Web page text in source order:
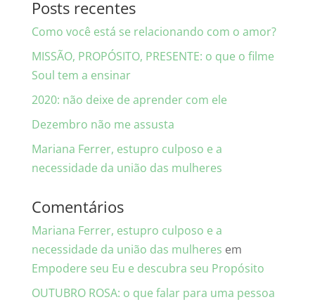
Posts recentes
Como você está se relacionando com o amor?
MISSÃO, PROPÓSITO, PRESENTE: o que o filme
Soul tem a ensinar
2020: não deixe de aprender com ele
Dezembro não me assusta
Mariana Ferrer, estupro culposo e a
necessidade da união das mulheres
Comentários
Mariana Ferrer, estupro culposo e a
necessidade da união das mulheres em
Empodere seu Eu e descubra seu Propósito
OUTUBRO ROSA: o que falar para uma pessoa